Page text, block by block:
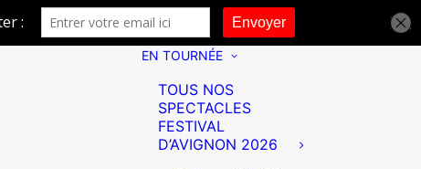
EN TOURNÉE
TOUS NOS
SPECTACLES
FESTIVAL
D’AVIGNON 2026